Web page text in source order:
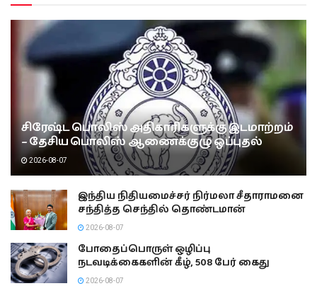
சிரேஷ்ட பொலிஸ் அதிகாரிகளுக்கு இடமாற்றம்
– தேசிய பொலிஸ் ஆணைக்குழு ஒப்புதல்
2026-08-07
இந்திய நிதியமைச்சர் நிர்மலா சீதாராமனை
சந்தித்த செந்தில் தொண்டமான்
2026-08-07
போதைப்பொருள் ஒழிப்பு
நடவடிக்கைகளின் கீழ், 508 பேர் கைது
2026-08-07